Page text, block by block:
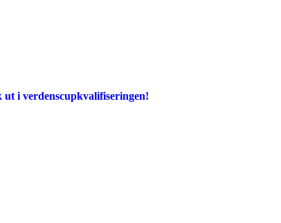
ut i verdenscupkvalifiseringen!